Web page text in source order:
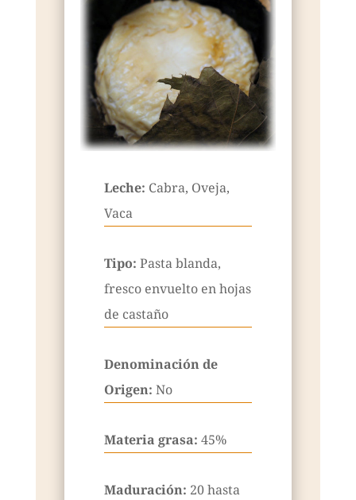
Leche: Cabra, Oveja,
Vaca
Tipo: Pasta blanda,
fresco envuelto en hojas
de castaño
Denominación de
Origen: No
Materia grasa: 45%
Maduración: 20 hasta